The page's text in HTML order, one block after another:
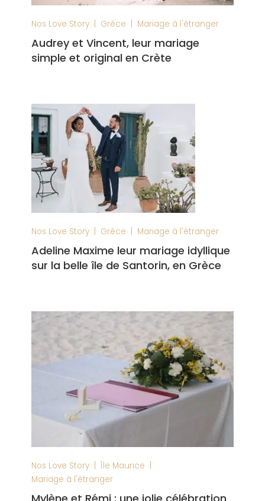
Nos Love Story | Grèce | Mariage à l'étranger
Audrey et Vincent, leur mariage
simple et original en Crète
Nos Love Story | Grèce | Mariage à l'étranger
Adeline Maxime leur mariage idyllique
sur la belle île de Santorin, en Grèce
Nos Love Story | Île Maurice |
Mariage à l'étranger